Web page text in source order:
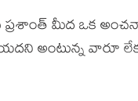
ప్రశాంత్ మీద ఒక
అంటున్న వారూ